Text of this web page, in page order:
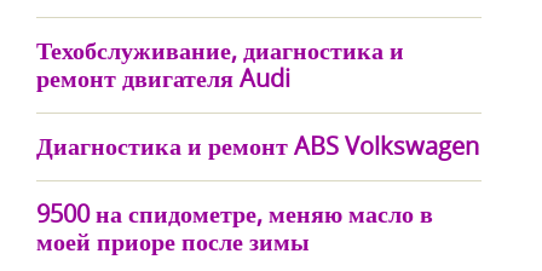
Техобслуживание, диагностика и
ремонт двигателя Audi
Диагностика и ремонт ABS Volkswagen
9500 на спидометре, меняю масло в
моей приоре после зимы